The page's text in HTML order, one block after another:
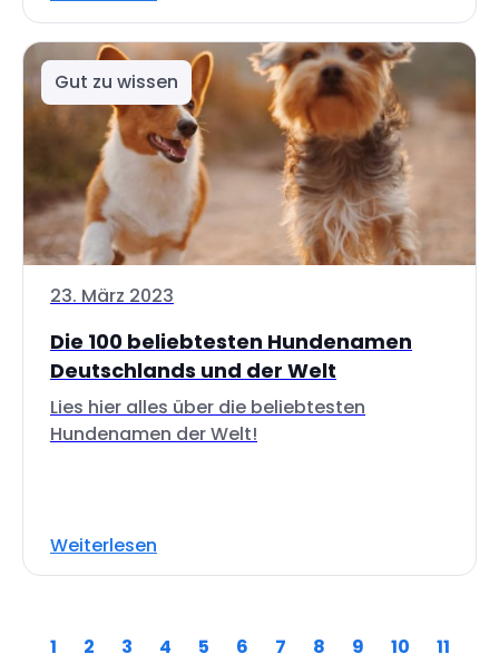
Gut zu wissen
23. März 2023
Die 100 beliebtesten Hundenamen
Deutschlands und der Welt
Lies hier alles über die beliebtesten
Hundenamen der Welt!
Weiterlesen
1 2 3 4 5 6 7 8 9 10 11